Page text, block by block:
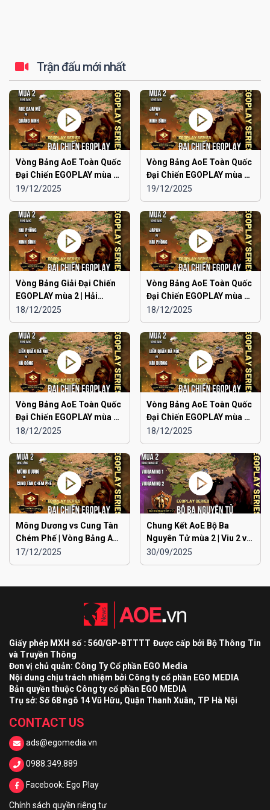
Trận đấu mới nhất
Vòng Bảng AoE Toàn Quốc
Đại Chiến EGOPLAY mùa 2 |
Aoe Đam Mê vs Quảng
Ninh
19/12/2025
Vòng Bảng AoE Toàn Quốc
Đại Chiến EGOPLAY mùa 2 |
Japan vs Ninh Bình
19/12/2025
Vòng Bảng Giải Đại Chiến
EGOPLAY mùa 2 | Hải
Phòng vs Ninh Bình
18/12/2025
Vòng Bảng AoE Toàn Quốc
Đại Chiến EGOPLAY mùa 2 |
Japan vs Hải Phòng
18/12/2025
Vòng Bảng AoE Toàn Quốc
Đại Chiến EGOPLAY mùa 2 |
Liên Quân Hà Nội vs Hà
Đông
18/12/2025
Vòng Bảng AoE Toàn Quốc
Đại Chiến EGOPLAY mùa 2 |
Liên Quân Hà Nội vs Hải
Dương
18/12/2025
Mông Dương vs Cung Tàn
Chém Phế | Vòng Bảng AoE
Toàn Quốc Đại Chiến
EGOPLAY mùa 2
17/12/2025
Chung Kết AoE Bộ Ba
Nguyên Tử mùa 2 | Viu 2 vs
Viu 1
30/09/2025
Giấy phép MXH số : 560/GP-BTTTT Được cấp bởi Bộ Thông Tin
và Truyền Thông
Đơn vị chủ quản: Công Ty Cổ phần EGO Media
Nội dung chịu trách nhiệm bởi Công ty cổ phần EGO MEDIA
Bản quyền thuộc Công ty cổ phần EGO MEDIA
Trụ sở: Số 68 ngõ 14 Vũ Hữu, Quận Thanh Xuân, TP Hà Nội
CONTACT US
ads@egomedia.vn
0988.349.889
Facebook: Ego Play
Chính sách quyền riêng tư